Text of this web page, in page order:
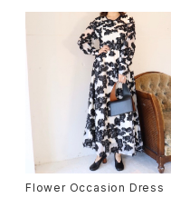
Flower Occasion Dress